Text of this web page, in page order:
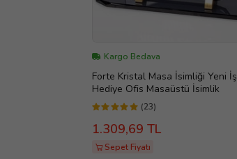
Kargo Bedava
Forte Kristal Masa İsimliği Yeni İş
Hediye Ofis Masaüstü İsimlik
(23)
1.309,69 TL
Sepet Fiyatı